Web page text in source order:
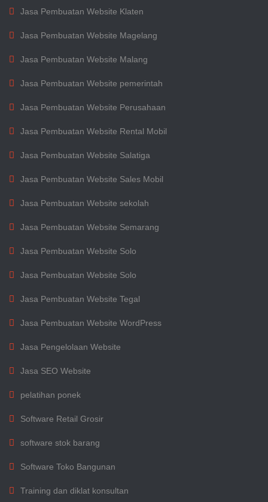
Jasa Pembuatan Website Klaten
Jasa Pembuatan Website Magelang
Jasa Pembuatan Website Malang
Jasa Pembuatan Website pemerintah
Jasa Pembuatan Website Perusahaan
Jasa Pembuatan Website Rental Mobil
Jasa Pembuatan Website Salatiga
Jasa Pembuatan Website Sales Mobil
Jasa Pembuatan Website sekolah
Jasa Pembuatan Website Semarang
Jasa Pembuatan Website Solo
Jasa Pembuatan Website Solo
Jasa Pembuatan Website Tegal
Jasa Pembuatan Website WordPress
Jasa Pengelolaan Website
Jasa SEO Website
pelatihan ponek
Software Retail Grosir
software stok barang
Software Toko Bangunan
Training dan diklat konsultan